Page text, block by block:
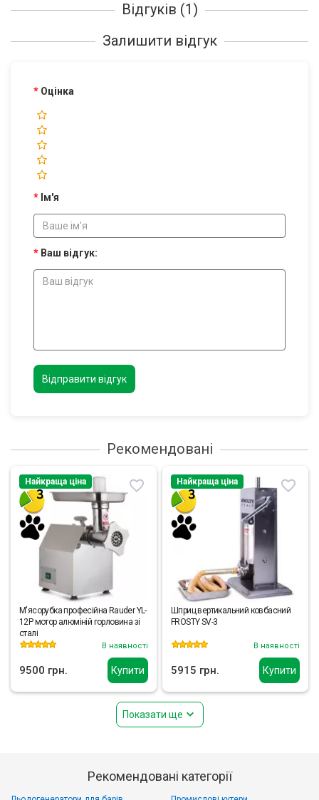
Відгуків (1)
Залишити відгук
Оцінка
Ім'я
Ваш відгук:
Відправити відгук
Рекомендовані
Купити
Найкраща ціна
М'ясорубка професійна Rauder YL-
12P мотор алюміній горловина зі
сталі
В наявності
9500 грн. Купити
Найкраща ціна
Шприц вертикальний ковбасний
FROSTY SV-3
В наявності
5915 грн.
Показати ще
Рекомендовані категорії